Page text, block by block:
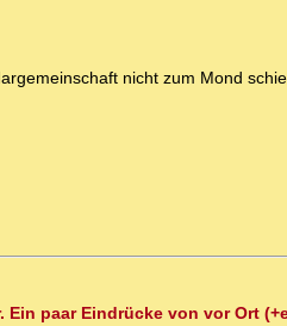
nicht zum Mond
paar Eindrücke von vor Ort